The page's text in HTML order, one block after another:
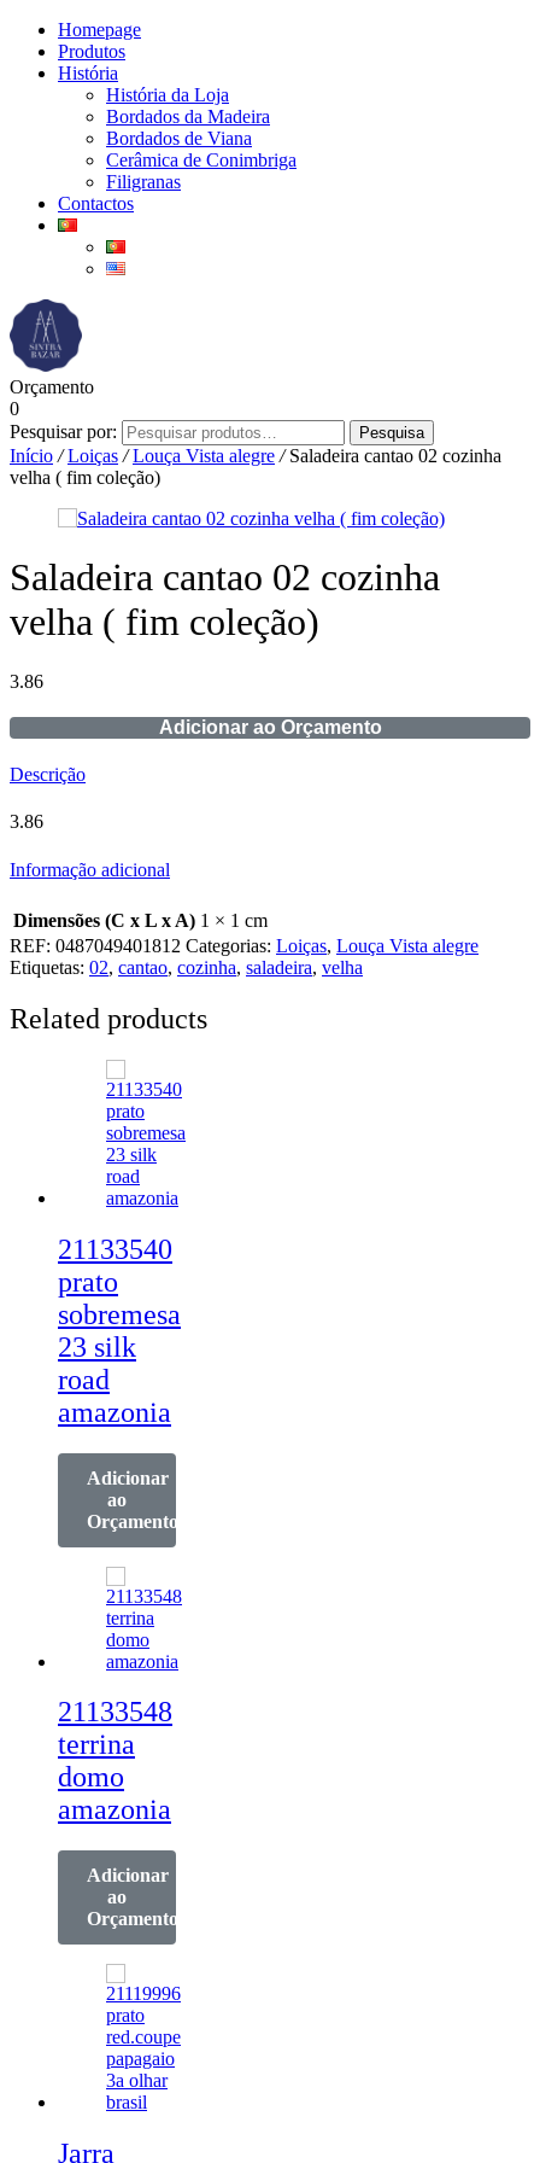
Homepage
Produtos
História
História da Loja
Bordados da Madeira
Bordados de Viana
Cerâmica de Conimbriga
Filigranas
Contactos
Orçamento
0
Pesquisar por:
Pesquisa
Início / Loiças / Louça Vista alegre /Saladeira cantao 02 cozinha
velha ( fim coleção)
Saladeira cantao 02 cozinha
velha ( fim coleção)
3.86
Adicionar ao Orçamento
Descrição
3.86
Informação adicional
Dimensões (C x L x A) 1 × 1 cm
REF: 0487049401812 Categorias: Loiças, Louça Vista alegre
Etiquetas: 02, cantao, cozinha, saladeira, velha
Related products
21133540
prato
sobremesa
23 silk
road
amazonia
Adicionar
ao
Orçamento
21133548
terrina
domo
amazonia
Adicionar
ao
Orçamento
Jarra